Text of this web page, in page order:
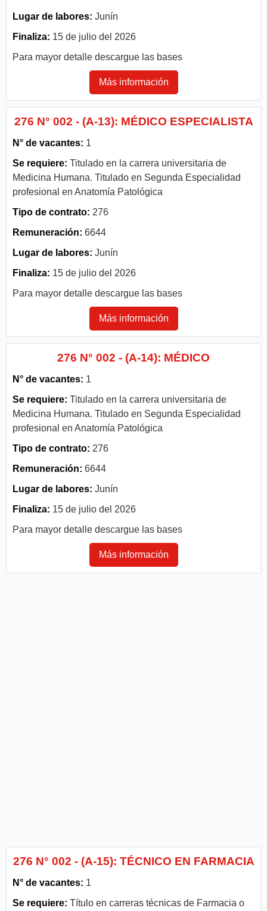
Lugar de labores: Junín
Finaliza: 15 de julio del 2026
Para mayor detalle descargue las bases
Más información
276 N° 002 - (A-13): MÉDICO ESPECIALISTA
N° de vacantes: 1
Se requiere: Titulado en la carrera universitaria de
Medicina Humana. Titulado en Segunda Especialidad
profesional en Anatomía Patológica
Tipo de contrato: 276
Remuneración: 6644
Lugar de labores: Junín
Finaliza: 15 de julio del 2026
Para mayor detalle descargue las bases
Más información
276 N° 002 - (A-14): MÉDICO
N° de vacantes: 1
Se requiere: Titulado en la carrera universitaria de
Medicina Humana. Titulado en Segunda Especialidad
profesional en Anatomía Patológica
Tipo de contrato: 276
Remuneración: 6644
Lugar de labores: Junín
Finaliza: 15 de julio del 2026
Para mayor detalle descargue las bases
Más información
276 N° 002 - (A-15): TÉCNICO EN FARMACIA
N° de vacantes: 1
Se requiere: Título en carreras técnicas de Farmacia o